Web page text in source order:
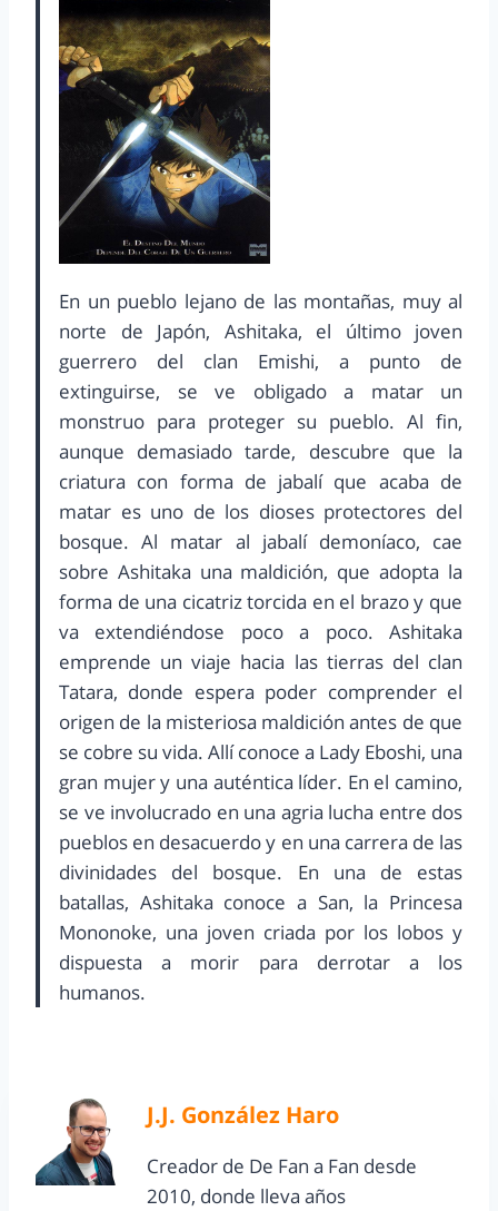
En un pueblo lejano de las montañas, muy al
norte de Japón, Ashitaka, el último joven
guerrero del clan Emishi, a punto de
extinguirse, se ve obligado a matar un
monstruo para proteger su pueblo. Al fin,
aunque demasiado tarde, descubre que la
criatura con forma de jabalí que acaba de
matar es uno de los dioses protectores del
bosque. Al matar al jabalí demoníaco, cae
sobre Ashitaka una maldición, que adopta la
forma de una cicatriz torcida en el brazo y que
va extendiéndose poco a poco. Ashitaka
emprende un viaje hacia las tierras del clan
Tatara, donde espera poder comprender el
origen de la misteriosa maldición antes de que
se cobre su vida. Allí conoce a Lady Eboshi, una
gran mujer y una auténtica líder. En el camino,
se ve involucrado en una agria lucha entre dos
pueblos en desacuerdo y en una carrera de las
divinidades del bosque. En una de estas
batallas, Ashitaka conoce a San, la Princesa
Mononoke, una joven criada por los lobos y
dispuesta a morir para derrotar a los
humanos.
J.J. González Haro
Creador de De Fan a Fan desde
2010, donde lleva años